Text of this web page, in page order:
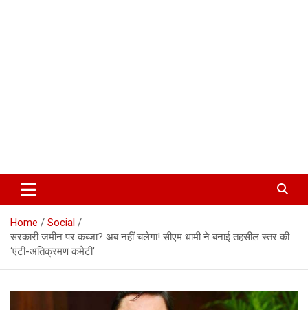
Corbett Halchal (कॉर्बेट हलचल)
Home
Social
सरकारी जमीन पर कब्जा? अब नहीं चलेगा! सीएम धामी ने बनाई तहसील स्तर की
‘एंटी-अतिक्रमण कमेटी’